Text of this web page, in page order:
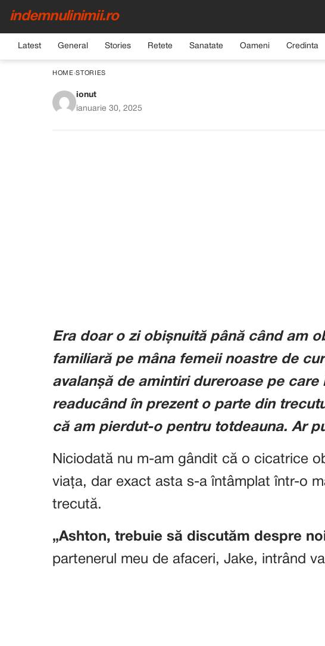
indemnulinimii.ro
Latest General Stories Retete Sanatate Oameni Credinta
HOME›STORIES
Am observat o cicatrice
ionut
ianuarie 30, 2025
Era doar o zi obișnuită până când am
familiară pe mâna femeii noastre de
avalanșă de amintiri dureroase pe care
readucând în prezent o parte din
că am pierdut-o pentru totdeauna. Ar
Niciodată nu m-am gândit că o cicatrice
viața, dar exact asta s-a întâmplat într-o
trecută.
„Ashton, trebuie să discutăm despre
partenerul meu de afaceri, Jake, intrând